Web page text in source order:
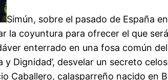
Simún, sobre el pasado de España
la coyuntura para ofrecer el que
enterrado en una fosa común
y Dignidad’, desvelar un secreto
Caballero, calasparreño nacido en